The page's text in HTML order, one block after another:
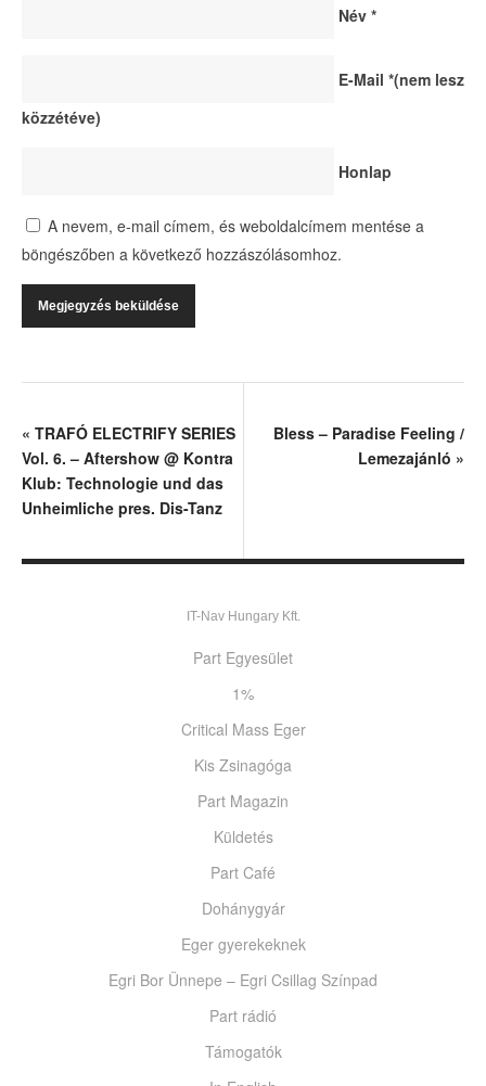
Név *
E-Mail *(nem lesz
közzétéve)
Honlap
A nevem, e-mail címem, és weboldalcímem mentése a
böngészőben a következő hozzászólásomhoz.
« TRAFÓ ELECTRIFY SERIES
Vol. 6. – Aftershow @ Kontra
Klub: Technologie und das
Unheimliche pres. Dis-Tanz
Bless – Paradise Feeling /
Lemezajánló »
IT-Nav Hungary Kft.
Part Egyesület
1%
Critical Mass Eger
Kis Zsinagóga
Part Magazin
Küldetés
Part Café
Dohánygyár
Eger gyerekeknek
Egri Bor Ünnepe – Egri Csillag Színpad
Part rádió
Támogatók